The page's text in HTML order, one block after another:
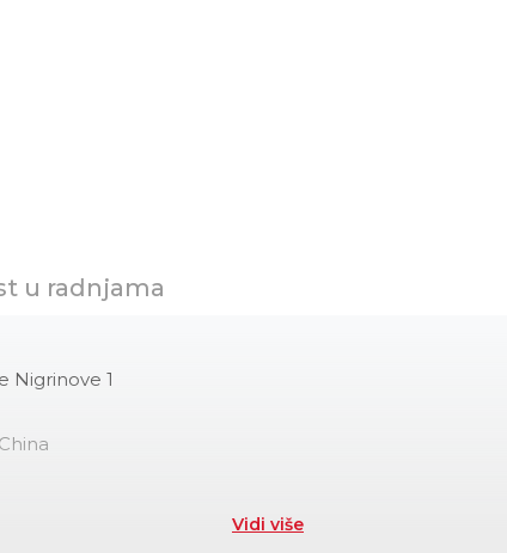
u radnjama
Nigrinove 1
Vidi više